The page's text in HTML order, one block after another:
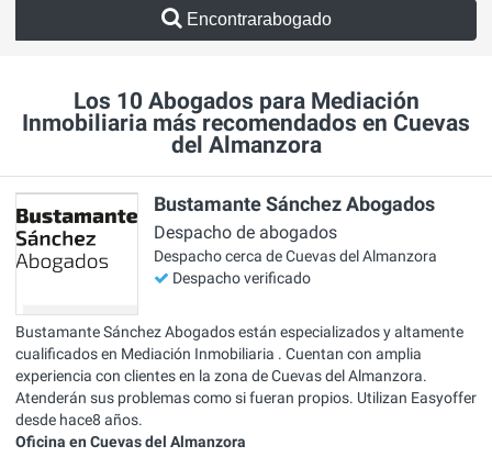
Encontrarabogado
Los 10 Abogados para Mediación
Inmobiliaria más recomendados en Cuevas
del Almanzora
Bustamante Sánchez Abogados
Despacho de abogados
Despacho cerca de Cuevas del Almanzora
Despacho verificado
Bustamante Sánchez Abogados están especializados y altamente
cualificados en Mediación Inmobiliaria . Cuentan con amplia
experiencia con clientes en la zona de Cuevas del Almanzora.
Atenderán sus problemas como si fueran propios. Utilizan Easyoffer
desde hace8 años.
Oficina en Cuevas del Almanzora